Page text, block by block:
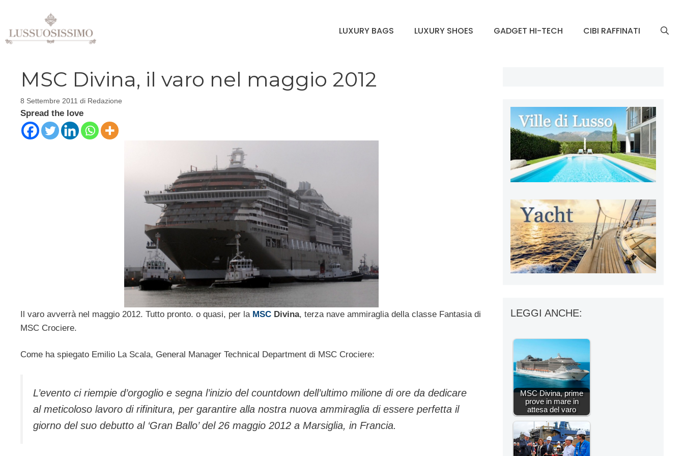
contenuto
LUXURY BAGS LUXURY SHOES GADGET HI-TECH CIBI RAFFINATI
MSC Divina, il varo nel maggio 2012
8 Settembre 2011 di Redazione
Spread the love
Il varo avverrà nel maggio 2012. Tutto pronto. o quasi, per la MSC Divina, terza nave ammiraglia della classe Fantasia di
MSC Crociere.
Come ha spiegato Emilio La Scala, General Manager Technical Department di MSC Crociere:
L’evento ci riempie d’orgoglio e segna l’inizio del countdown dell’ultimo milione di ore da dedicare
al meticoloso lavoro di rifinitura, per garantire alla nostra nuova ammiraglia di essere perfetta il
giorno del suo debutto al ‘Gran Ballo’ del 26 maggio 2012 a Marsiglia, in Francia.
LEGGI ANCHE:
MSC Divina, prime
prove in mare in
attesa del varo